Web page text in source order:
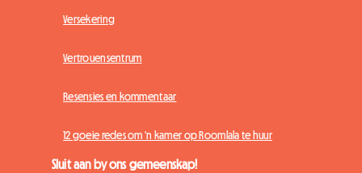
Versekering
Vertrouensentrum
Resensies en kommentaar
12 goeie redes om 'n kamer op Roomlala te huur
Sluit aan by ons gemeenskap!